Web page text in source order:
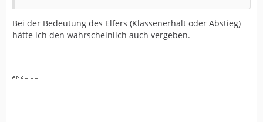
Bei der Bedeutung des Elfers (Klassenerhalt oder Abstieg)
hätte ich den wahrscheinlich auch vergeben.